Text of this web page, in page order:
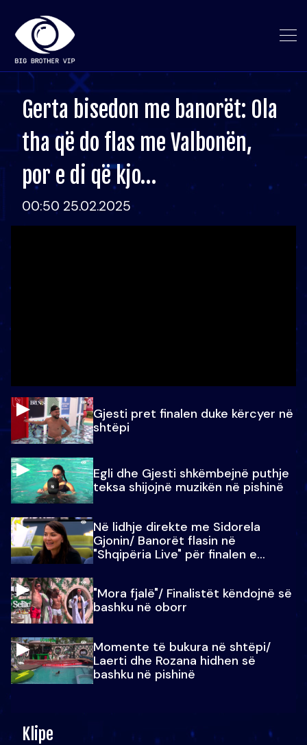
Gerta bisedon me banorët: Ola
tha që do flas me Valbonën,
por e di që kjo…
00:50 25.02.2025
Gjesti pret finalen duke kërcyer në
shtëpi
Egli dhe Gjesti shkëmbejnë puthje
teksa shijojnë muzikën në pishinë
Në lidhje direkte me Sidorela
Gjonin/ Banorët flasin në
"Shqipëria Live" për finalen e
"Mora fjalë"/ Finalistët këndojnë së
bashku në oborr
Momente të bukura në shtëpi/
Laerti dhe Rozana hidhen së
bashku në pishinë
Klipe